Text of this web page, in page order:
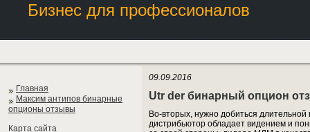
Бизнес для профессионалов
Главная
Максим антипов бинарные
опционы отзывы
Карта сайта
09.09.2016
Utr der бинарный опцион
Во-вторых, нужно добиться
дистрибьютор обладает видением и